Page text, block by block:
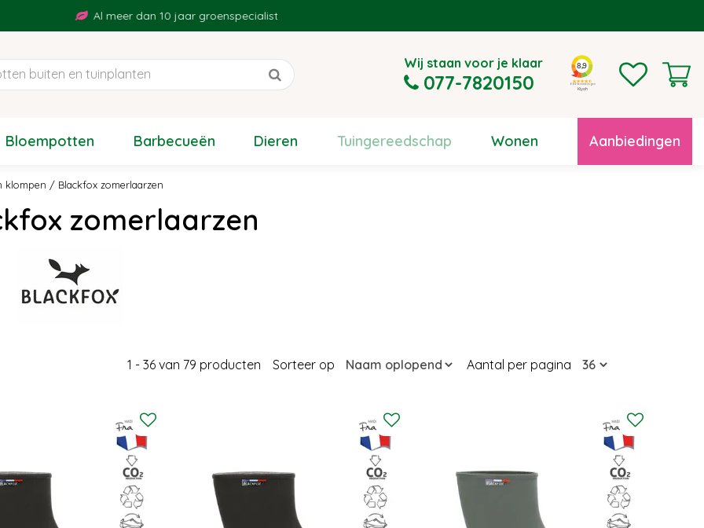
klompen Blackfox zomerlaarzen
Al meer dan 10 jaar groenspecialist
Wij staan voor je klaar
077-7820150
Bloempotten Barbecueën Dieren Tuingereedschap Wonen Aanbiedingen
zomerlaarzen
1 - 36 van 79 producten Aantal per pagina
Sorteer op